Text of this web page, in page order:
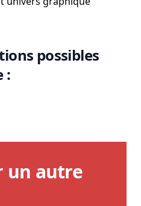
possibles
:
coeurs
un autre